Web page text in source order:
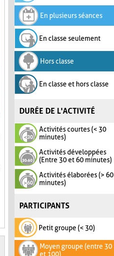
En plusieurs séances
En classe seulement
Hors classe
En classe et hors classe
DURÉE DE L'ACTIVITÉ
Activités courtes (< 30
minutes)
Activités développées
(Entre 30 et 60 minutes)
Activités élaborées (> 60
minutes)
PARTICIPANTS
Petit groupe (< 30)
Moyen groupe (entre 30
et 100)